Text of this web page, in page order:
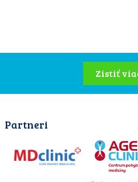
Zistiť
Partneri